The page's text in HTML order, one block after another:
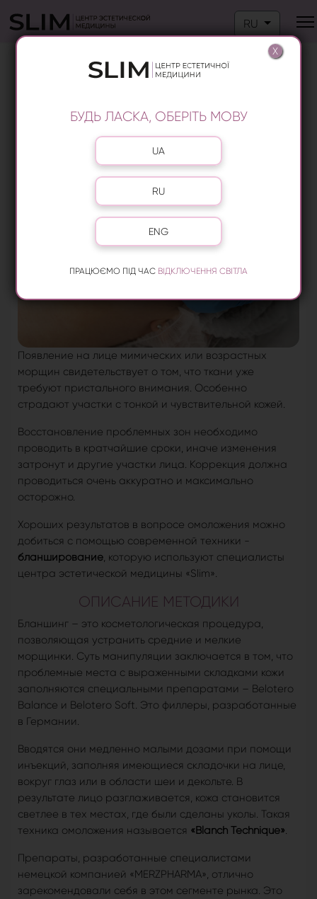
Выберите язык
RU
БЛАНШИНГ – ПРОЦЕДУРА,
ПОМОГАЮЩАЯ ИЗБАВИТЬСЯ ОТ
Появление на лице мимических или возрастных
морщин свидетельствует о том, что ткани уже
требуют пристального внимания. Особенно
страдают участки с тонкой и чувствительной кожей.
Восстановление проблемных зон необходимо
проводить в кратчайшие сроки, иначе изменения
затронут и другие участки лица. Коррекция должна
проводиться очень аккуратно и максимально
осторожно.
Хороших результатов в вопросе омоложения можно
добиться с помощью современной техники -
бланширование, которую используют специалисты
центра эстетической медицины «Slim».
ОПИСАНИЕ МЕТОДИКИ
Бланшинг – это косметологическая процедура,
позволяющая устранить средние и мелкие
морщинки. Суть манипуляции заключается в том, что
проблемные места с выраженными складками кожи
заполняются специальными препаратами – Belotero
Balance и Belоtero Soft. Это филлеры, разработанные
в Германии.
Вводятся они медленно малыми дозами при помощи
инъекций, заполняя имеющиеся складочки на лице,
вокруг глаз или в области шеи и декольте. В
результате лицо разглаживается, кожа становится
светлее в тех местах, где были сделаны уколы. Такая
техника омоложения называется «Blanch Technique».
Препараты, разработанные специалистами
немецкой компанией «MERZPHARMA», отлично
зарекомендовали себя в этом сегменте рынка. Это
БУДЬ ЛАСКА, ОБЕРІТЬ МОВУ
Выберите язык
UA
RU
ENG
ПРАЦЮЄМО ПІД ЧАС ВІДКЛЮЧЕННЯ СВІТЛА
X